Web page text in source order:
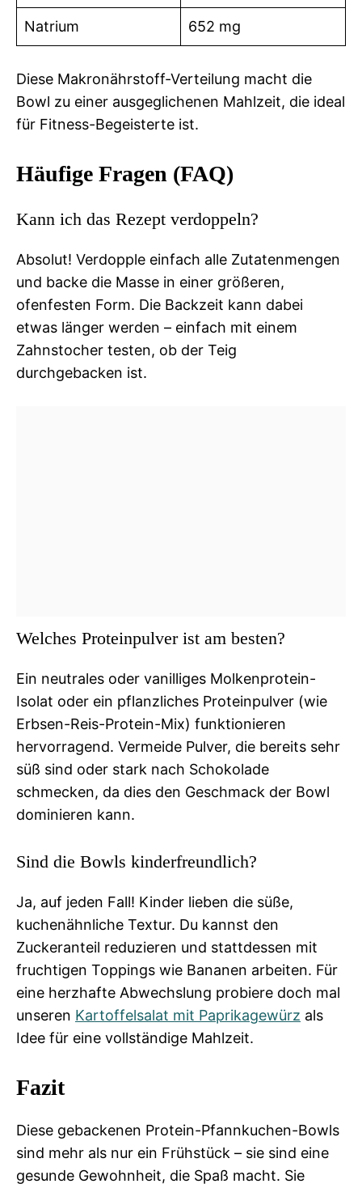
Natrium 652 mg
Diese Makronährstoff-Verteilung macht die
Bowl zu einer ausgeglichenen Mahlzeit, die ideal
für Fitness-Begeisterte ist.
Häufige Fragen (FAQ)
Kann ich das Rezept verdoppeln?
Absolut! Verdopple einfach alle Zutatenmengen
und backe die Masse in einer größeren,
ofenfesten Form. Die Backzeit kann dabei
etwas länger werden – einfach mit einem
Zahnstocher testen, ob der Teig
durchgebacken ist.
Welches Proteinpulver ist am besten?
Ein neutrales oder vanilliges Molkenprotein-
Isolat oder ein pflanzliches Proteinpulver (wie
Erbsen-Reis-Protein-Mix) funktionieren
hervorragend. Vermeide Pulver, die bereits sehr
süß sind oder stark nach Schokolade
schmecken, da dies den Geschmack der Bowl
dominieren kann.
Sind die Bowls kinderfreundlich?
Ja, auf jeden Fall! Kinder lieben die süße,
kuchenähnliche Textur. Du kannst den
Zuckeranteil reduzieren und stattdessen mit
fruchtigen Toppings wie Bananen arbeiten. Für
eine herzhafte Abwechslung probiere doch mal
unseren Kartoffelsalat mit Paprikagewürz als
Idee für eine vollständige Mahlzeit.
Fazit
Diese gebackenen Protein-Pfannkuchen-Bowls
sind mehr als nur ein Frühstück – sie sind eine
gesunde Gewohnheit, die Spaß macht. Sie